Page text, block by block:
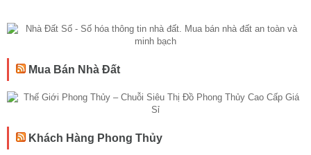
Mua Bán Nhà Đất
Khách Hàng Phong Thủy